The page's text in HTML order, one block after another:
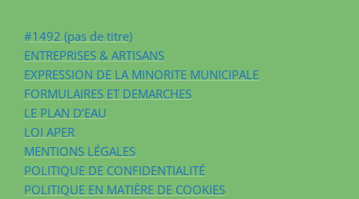
#1492 (pas de titre)
ENTREPRISES & ARTISANS
EXPRESSION DE LA MINORITE MUNICIPALE
FORMULAIRES ET DEMARCHES
LE PLAN D’EAU
LOI APER
MENTIONS LÉGALES
POLITIQUE DE CONFIDENTIALITÉ
POLITIQUE EN MATIÈRE DE COOKIES